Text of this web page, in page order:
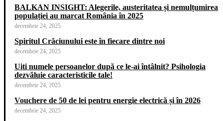
BALKAN INSIGHT: Alegerile, austeritatea și nemulțumirea
populației au marcat România în 2025
decembrie 24, 2025
Spiritul Crăciunului este în fiecare dintre noi
decembrie 24, 2025
Uiti numele persoanelor după ce le-ai întâlnit? Psihologia
dezvăluie caracteristicile tale!
decembrie 24, 2025
Vouchere de 50 de lei pentru energie electrică și în 2026
decembrie 24, 2025